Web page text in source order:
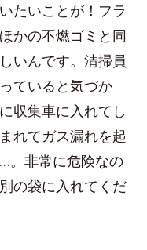
たいことが！フラ
かの不燃ゴミと同
いんです。清掃員
ていると気づか
収集車に入れてし
れてガス漏れを起
。非常に危険なの
の袋に入れてくだ